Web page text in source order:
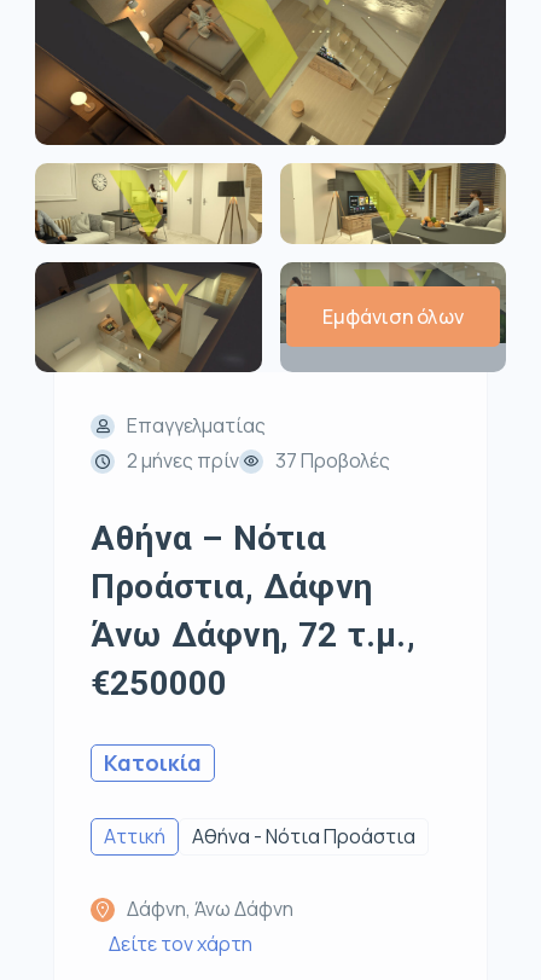
Εμφάνιση όλων
Επαγγελματίας
2 μήνες πρίν
37 Προβολές
Αθήνα – Νότια
Προάστια, Δάφνη
Άνω Δάφνη, 72 τ.μ.,
€250000
Κατοικία
Αττική Αθήνα - Νότια Προάστια
Δάφνη, Άνω Δάφνη
Δείτε τον χάρτη